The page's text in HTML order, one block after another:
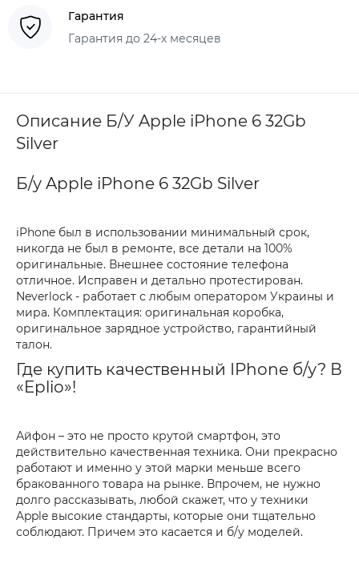
Гарантия
Гарантия до 24-х месяцев
Описание Б/У Apple iPhone 6 32Gb
Silver
Б/у Apple iPhone 6 32Gb Silver
iPhone был в использовании минимальный срок,
никогда не был в ремонте, все детали на 100%
оригинальные. Внешнее состояние телефона
отличное. Исправен и детально протестирован.
Neverlock - работает с любым оператором Украины и
мира. Комплектация: оригинальная коробка,
оригинальное зарядное устройство, гарантийный
талон.
Где купить качественный IPhone б/у? В
«Eplio»!
Айфон – это не просто крутой смартфон, это
действительно качественная техника. Они прекрасно
работают и именно у этой марки меньше всего
бракованного товара на рынке. Впрочем, не нужно
долго рассказывать, любой скажет, что у техники
Apple высокие стандарты, которые они тщательно
соблюдают. Причем это касается и б/у моделей.